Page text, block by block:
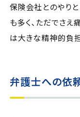
保険会社とのやり
も多く、ただでさ
は大きな精神的負
弁護士への依